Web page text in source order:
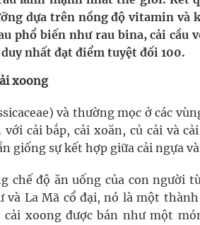
Đông Máu Của Các Loài Nhân
Tử
viện toàn quốc
định kỳ, khám sàng lọc cho người
dựa trên nồng độ vitamin và
phổ biến như rau bina, cải cầu
nhất đạt điểm tuyệt đối 100.
xoong
và thường mọc ở các
cải bắp, cải xoăn, củ cải và
giống sự kết hợp giữa cải ngựa
chế độ ăn uống của con người
và La Mã cổ đại, nó là một
xoong được bán như một